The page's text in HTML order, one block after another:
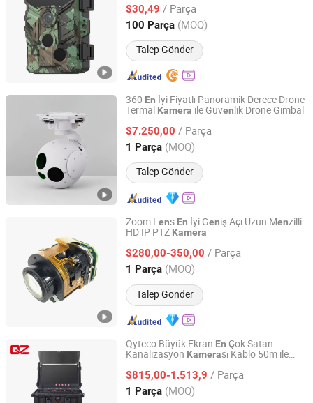
$30,49 / Parça
100 Parça (MOQ)
Talep Gönder
Guangdong, China Fiyat 2015
360 En İyi Fiyatlı Panoramik Derece Drone
Termal Kamera ile Güvenlik Drone Gimbal
$7.250,00 / Parça
1 Parça (MOQ)
Talep Gönder
Nanjing Zhuoyu Intelligent Technology Co., Ltd.
Jiangsu, China Fiyat 2025
Zoom Lens En İyi Geniş Açı Uzun Menzilli
HD IP PTZ Kamera
$280,00-350,00 / Parça
1 Parça (MOQ)
Talep Gönder
Hangzhou Huanyu Vision Technology Co., Ltd.
Zhejiang, China Fiyat 2022
Qyteco Büyük Ekran En Çok Satan
Kanalizasyon Kamerası Kablo 50m ile
$815,00-1.513,9 / Parça
1 Parça (MOQ)
Shenzhen QYTeco Limited
Guangdong, China Fiyat 2021